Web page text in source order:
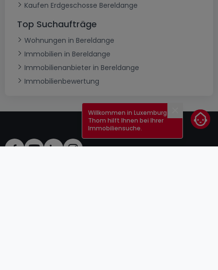
Kaufen Erdgeschosse Bereldange
Top Suchaufträge
Wohnungen in Bereldange
Immobilien in Bereldange
Immobilienanbieter in Bereldange
Immobilienbewertung
Schließen
Willkommen in Luxemburg!
Thom hilft Ihnen bei Ihrer
Immobiliensuche.